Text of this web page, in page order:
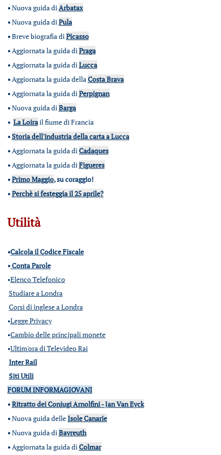
•Nuova guida diArbatax
•Nuova guida diPula
•Breve biografia diPicasso
•Aggiornata la guida diPraga
•Aggiornata la guida diLucca
•Aggiornata la guida dellaCosta Brava
•Aggiornata la guida diPerpignan
•Nuova guida diBarga
• La Loirail fiume di Francia
•Storia dell'industria della carta a Lucca
•Aggiornata la guida diCadaques
•Aggiornata la guida diFigueres
•Primo Maggio, su coraggio!
•Perchè si festeggia il 25 aprile?
Utilità
•Calcola il Codice Fiscale
•Conta Parole
•Elenco Telefonico
Studiare a Londra
Corsi di inglese a Londra
•Legge Privacy
•Cambio delle principali monete
•Ultim'ora di Televideo Rai
Inter Rail
Siti Utili
FORUM INFORMAGIOVANI
•Ritratto dei Coniugi Arnolfini - Jan Van Eyck
•Nuova guida delleIsole Canarie
•Nuova guida diBayreuth
•Aggiornata la guida diColmar